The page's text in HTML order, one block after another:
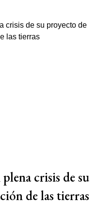
crisis de su
de las tierras